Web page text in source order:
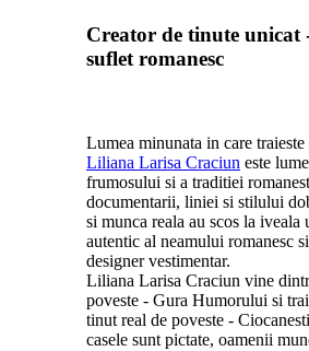
Creator de tinute unicat
suflet romanesc
Lumea minunata in care traieste
Liliana Larisa Craciun este
frumosului si a traditiei
documentarii, liniei si stilului
si munca reala au scos la iveala
autentic al neamului romanesc
designer vestimentar.
Liliana Larisa Craciun vine
poveste - Gura Humorului si
tinut real de poveste -
casele sunt pictate, oamenii